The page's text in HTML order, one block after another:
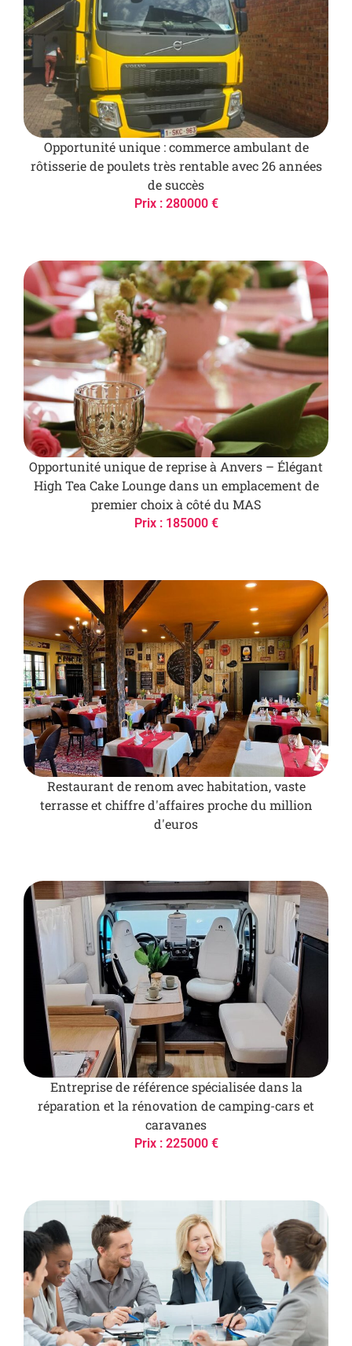
Opportunité unique : commerce ambulant de
rôtisserie de poulets très rentable avec 26 années
de succès
Prix : 280000 €
Opportunité unique de reprise à Anvers – Élégant
High Tea Cake Lounge dans un emplacement de
premier choix à côté du MAS
Prix : 185000 €
Restaurant de renom avec habitation, vaste
terrasse et chiffre d'affaires proche du million
d'euros
Entreprise de référence spécialisée dans la
réparation et la rénovation de camping-cars et
caravanes
Prix : 225000 €